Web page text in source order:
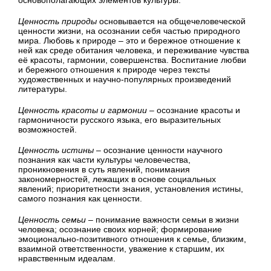
Ценность природы основывается на общечеловеческой
ценности жизни, на осознании себя частью природного
мира. Любовь к природе – это и бережное отношение к
ней как среде обитания человека, и переживание чувства
её красоты, гармонии, совершенства. Воспитание любви
и бережного отношения к природе через тексты
художественных и научно-популярных произведений
литературы.
Ценность красоты и гармонии – осознание красоты и
гармоничности русского языка, его выразительных
возможностей.
Ценность истины – осознание ценности научного
познания как части культуры человечества,
проникновения в суть явлений, понимания
закономерностей, лежащих в основе социальных
явлений; приоритетности знания, установления истины,
самого познания как ценности.
Ценность семьи – понимание важности семьи в жизни
человека; осознание своих корней; формирование
эмоционально-позитивного отношения к семье, близким,
взаимной ответственности, уважение к старшим, их
нравственным идеалам.